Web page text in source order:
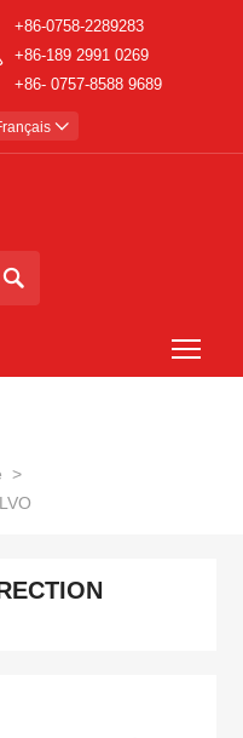
+86-0758-2289283
+86-189 2991 0269
+86- 0757-8588 9689


>